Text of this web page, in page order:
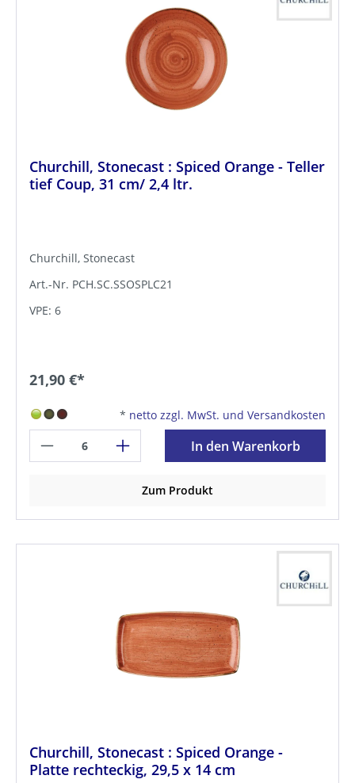
Churchill, Stonecast : Spiced Orange - Teller
tief Coup, 31 cm/ 2,4 ltr.
Churchill, Stonecast
Art.-Nr. PCH.SC.SSOSPLC21
VPE: 6
21,90 €*
* netto zzgl. MwSt. und Versandkosten
In den Warenkorb
Zum Produkt
Churchill, Stonecast : Spiced Orange -
Platte rechteckig, 29,5 x 14 cm